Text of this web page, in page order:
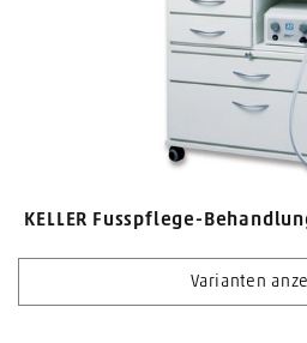
KELLER Fusspflege-
Varianten